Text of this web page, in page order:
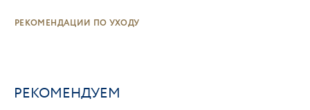
РЕКОМЕНДАЦИИ ПО УХОДУ
РЕКОМЕНДУЕМ